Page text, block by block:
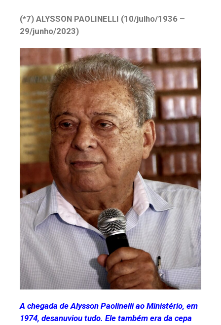
(*7) ALYSSON PAOLINELLI (10/julho/1936 –
29/junho/2023)
A chegada de Alysson Paolinelli ao Ministério, em
1974, desanuviou tudo. Ele também era da cepa